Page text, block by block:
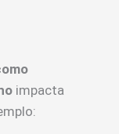
impacta